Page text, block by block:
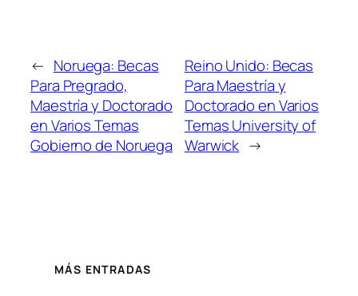
← Noruega: Becas
Para Pregrado,
Maestría y Doctorado
en Varios Temas
Gobierno de Noruega
Reino Unido: Becas
Para Maestría y
Doctorado en Varios
Temas University of
Warwick →
MÁS ENTRADAS